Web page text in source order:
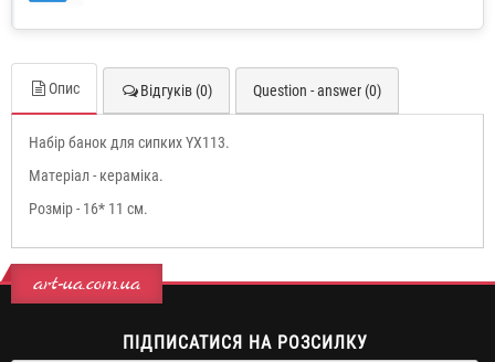
Опис Відгуків (0) Question - answer (0)
Набір банок для сипких YX113.
Матеріал - кераміка.
Розмір - 16* 11 см.
art-ua.com.ua
ПІДПИСАТИСЯ НА РОЗСИЛКУ